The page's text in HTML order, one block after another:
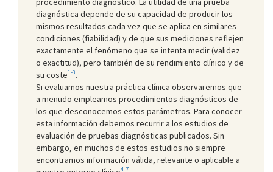
diagnóstica depende de su capacidad de producir los
mismos resultados cada vez que se aplica en similares
condiciones (fiabilidad) y de que sus mediciones reflejen
exactamente el fenómeno que se intenta medir (validez
o exactitud), pero también de su rendimiento clínico y de
su coste1-3.
Si evaluamos nuestra práctica clínica observaremos que
a menudo empleamos procedimientos diagnósticos de
los que desconocemos estos parámetros. Para conocer
esta información debemos recurrir a los estudios de
evaluación de pruebas diagnósticas publicados. Sin
embargo, en muchos de estos estudios no siempre
encontramos información válida, relevante o aplicable a
4-7